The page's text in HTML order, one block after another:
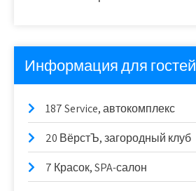
Информация для гостей
187 Service, автокомплекс
20 ВёрстЪ, загородный клуб
7 Красок, SPA-салон